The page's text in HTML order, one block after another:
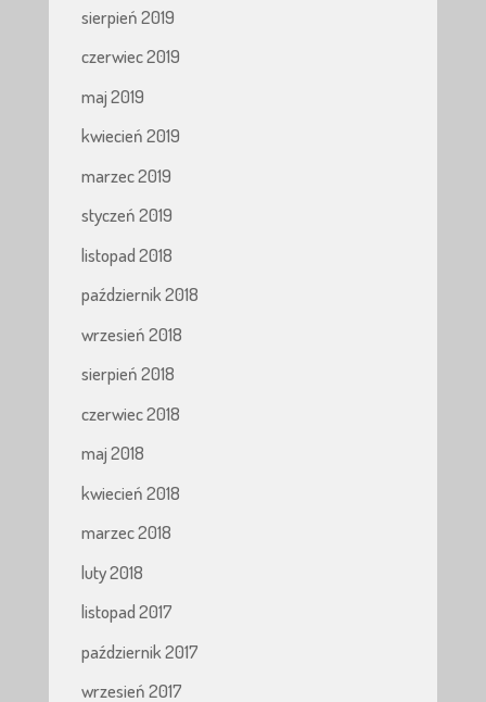
sierpień 2019
czerwiec 2019
maj 2019
kwiecień 2019
marzec 2019
styczeń 2019
listopad 2018
październik 2018
wrzesień 2018
sierpień 2018
czerwiec 2018
maj 2018
kwiecień 2018
marzec 2018
luty 2018
listopad 2017
październik 2017
wrzesień 2017